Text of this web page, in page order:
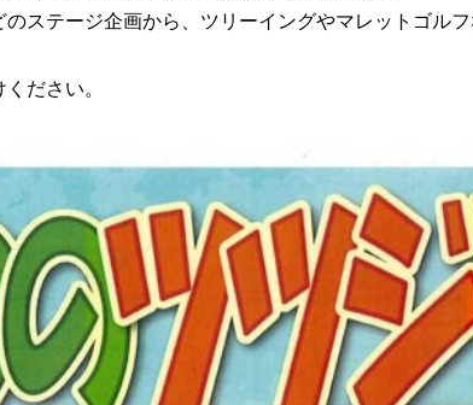
ステージ企画から、ツリーイングやマレットゴル
ださい。